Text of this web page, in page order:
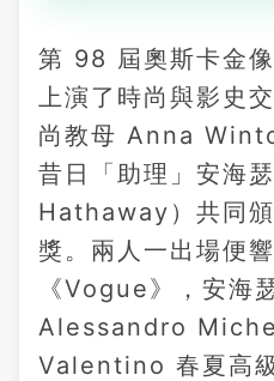
第 98 屆奧斯卡金
上演了時尚與影史
尚教母 Anna
昔日「助理」安海
Hathaway）共同
獎。兩人一出場便
《Vogue》，安海
Alessandro
Valentino 春夏高